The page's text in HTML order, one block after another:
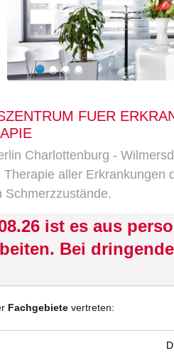
FUER
Charlottenburg -
aller
Schmerzzustände.
ist es aus
Bei
Fachgebiete vertreten: